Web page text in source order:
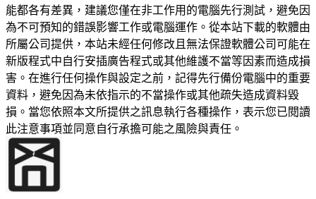
能都各有差異，建議您僅在非工作用的電腦先行測試，避免因
為不可預知的錯誤影響工作或電腦運作。從本站下載的軟體由
所屬公司提供，本站未經任何修改且無法保證軟體公司可能在
新版程式中自行安插廣告程式或其他維護不當等因素而造成損
害。在進行任何操作與設定之前，記得先行備份電腦中的重要
資料，避免因為未依指示的不當操作或其他疏失造成資料毀
損。當您依照本文所提供之訊息執行各種操作，表示您已閱讀
此注意事項並同意自行承擔可能之風險與責任。